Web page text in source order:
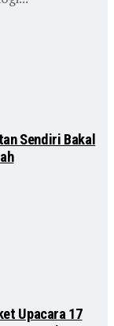
Sendiri Bakal
Upacara 17